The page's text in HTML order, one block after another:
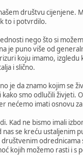
društvu
to i potvrdilo.
nego što si
je puno više od
koju imamo,
i slično.
je da znamo kojim se
smo odlučili živjeti.
nećemo imati osnovu
Kad ne bismo imali
se kreću ustaljenim
kojih možemo rasti i